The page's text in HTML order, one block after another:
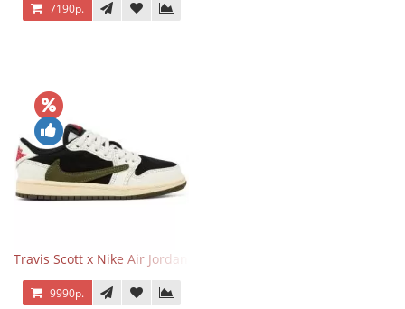
7190р.
Travis Scott x Nike Air Jordan 1 Retro Low OG SP Olive
9990р.